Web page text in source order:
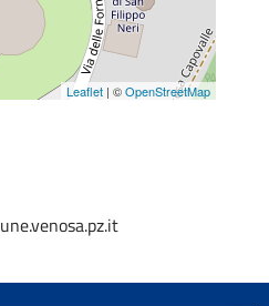
Leaflet | ©OpenStreetMap